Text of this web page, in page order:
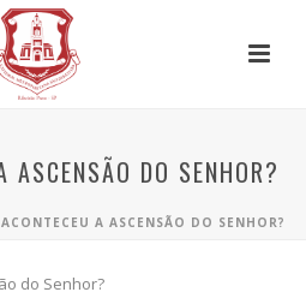
ASCENSÃO DO SENHOR?
A ASCENSÃO DO SENHOR?